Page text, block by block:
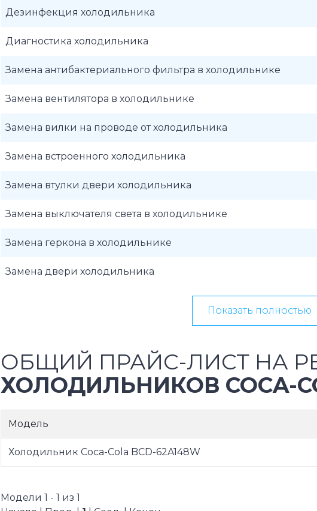
Дезинфекция холодильника
Диагностика холодильника
Замена антибактериального фильтра в холодильнике
Замена вентилятора в холодильнике
Замена вилки на проводе от холодильника
Замена встроенного холодильника
Замена втулки двери холодильника
Замена выключателя света в холодильнике
Замена геркона в холодильнике
Замена двери холодильника
Показать полностью
ОБЩИЙ ПРАЙС-ЛИСТ НА
ХОЛОДИЛЬНИКОВ COCA-
Модель
Холодильник Coca-Cola BCD-62A148W
Модели 1 - 1 из 1